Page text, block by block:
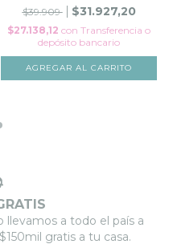
$39.909
$31.927,20
$27.138,12 con Transferencia o
depósito bancario
AGREGAR AL CARRITO
llevamos a todo el país a
gratis a tu casa.